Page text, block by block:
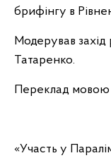
брифінгу в
Модерував
Татаренко.
Переклад мовою
«Участь у